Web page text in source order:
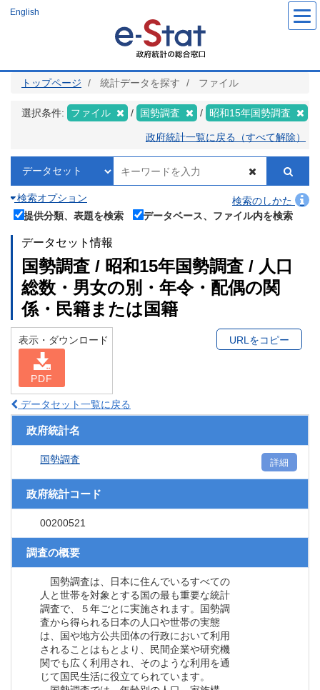
ツ
English
トップページ 統計データを探す ファイル
選択条件: ファイル 国勢調査 昭和15年国勢調査
政府統計一覧に戻る（すべて解除）
検索オプション
検索のしかた
提供分類、表題を検索
データベース、ファイル内を検索
データセット情報
国勢調査 / 昭和15年国勢調査 / 人口
総数・男女の別・年令・配偶の関
係・民籍または国籍
表示・ダウンロード
PDF
URLをコピー
データセット一覧に戻る
政府統計名
国勢調査 詳細
政府統計コード
00200521
調査の概要
国勢調査は、日本に住んでいるすべての
人と世帯を対象とする国の最も重要な統計
調査で、５年ごとに実施されます。国勢調
査から得られる日本の人口や世帯の実態
は、国や地方公共団体の行政において利用
されることはもとより、民間企業や研究機
関でも広く利用され、そのような利用を通
じて国民生活に役立てられています。